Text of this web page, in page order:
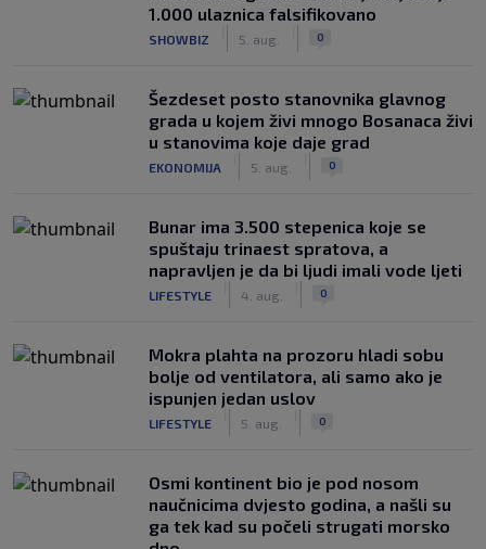
1.000 ulaznica falsifikovano
SHOWBIZ 5. aug. 0
Šezdeset posto stanovnika glavnog
grada u kojem živi mnogo Bosanaca živi
u stanovima koje daje grad
EKONOMIJA 5. aug. 0
Bunar imа 3.500 stepenica koje se
spuštaju trinaest spratova, a
napravljen je da bi ljudi imali vode ljeti
LIFESTYLE 4. aug. 0
Mokra plahta na prozoru hladi sobu
bolje od ventilatora, ali samo ako je
ispunjen jedan uslov
LIFESTYLE 5. aug. 0
Osmi kontinent bio je pod nosom
naučnicima dvjesto godina, a našli su
ga tek kad su počeli strugati morsko